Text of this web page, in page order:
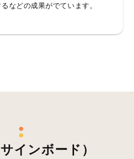
などの成果がでています。
インボード）